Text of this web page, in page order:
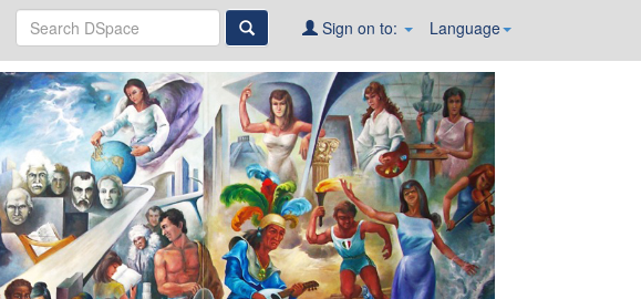
Language
Sign on to: